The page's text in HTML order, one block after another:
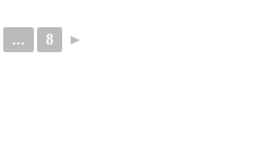
... 8 ►